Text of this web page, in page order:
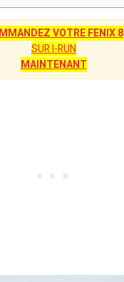
VOTRE FENIX 8
SUR I-RUN
MAINTENANT